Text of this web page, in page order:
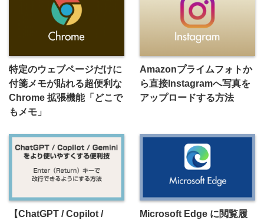
特定のウェブページだけに
付箋メモが貼れる超便利な
Chrome 拡張機能「どこで
もメモ」
Amazonプライムフォトか
ら直接Instagramへ写真を
アップロードする方法
【ChatGPT / Copilot /
Microsoft Edge に閲覧履